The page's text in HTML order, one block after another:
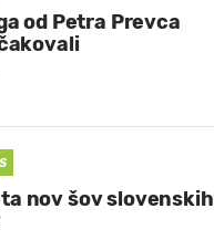
od Petra Prevca
nov šov slovenskih